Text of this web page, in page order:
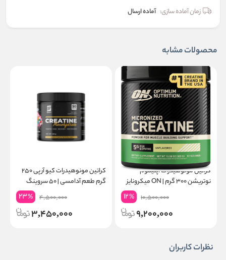
زمان آماده سازی: آماده ارسال
محصولات مشابه
کراتین مونوهیدرات اپتیموم
نوتریشن ۳۰۰ گرم | ON میکرونایز
10,500,000
12%
9,200,000
کراتین مونوهیدرات کیو آر پی ۲۵۰
گرم طعم آدامسی | ۵۰ سروینگ
4,500,000
23%
3,450,000
نظرات کاربران